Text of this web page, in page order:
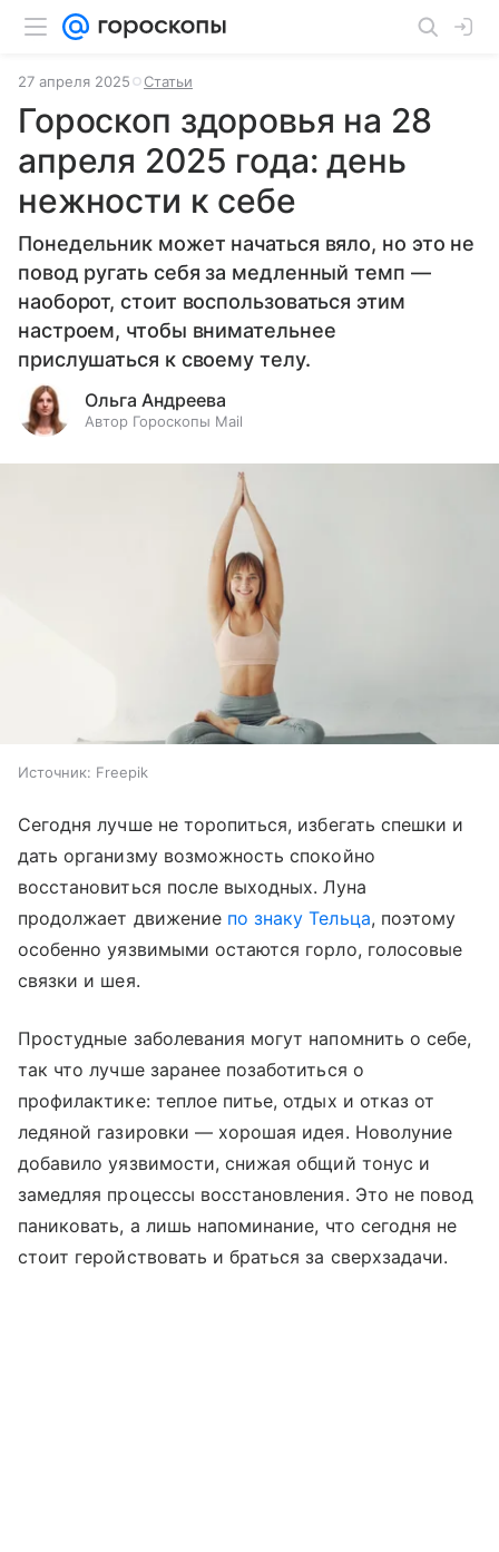
27 апреля 2025 Статьи
Гороскоп здоровья на 28
апреля 2025 года: день
нежности к себе
Понедельник может начаться вяло, но это не
повод ругать себя за медленный темп —
наоборот, стоит воспользоваться этим
настроем, чтобы внимательнее
прислушаться к своему телу.
Ольга Андреева
Автор Гороскопы Mail
Источник: Freepik
Сегодня лучше не торопиться, избегать спешки и
дать организму возможность спокойно
восстановиться после выходных. Луна
продолжает движение по знаку Тельца, поэтому
особенно уязвимыми остаются горло, голосовые
связки и шея.
Простудные заболевания могут напомнить о себе,
так что лучше заранее позаботиться о
профилактике: теплое питье, отдых и отказ от
ледяной газировки — хорошая идея. Новолуние
добавило уязвимости, снижая общий тонус и
замедляя процессы восстановления. Это не повод
паниковать, а лишь напоминание, что сегодня не
стоит геройствовать и браться за сверхзадачи.